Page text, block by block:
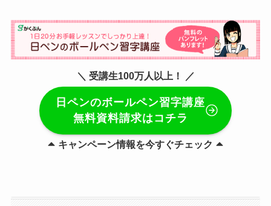
＼ 受講生100万人以上！ ／
日ペンのボールペン習字講座
無料資料請求はコチラ
キャンペーン情報を今すぐチェック